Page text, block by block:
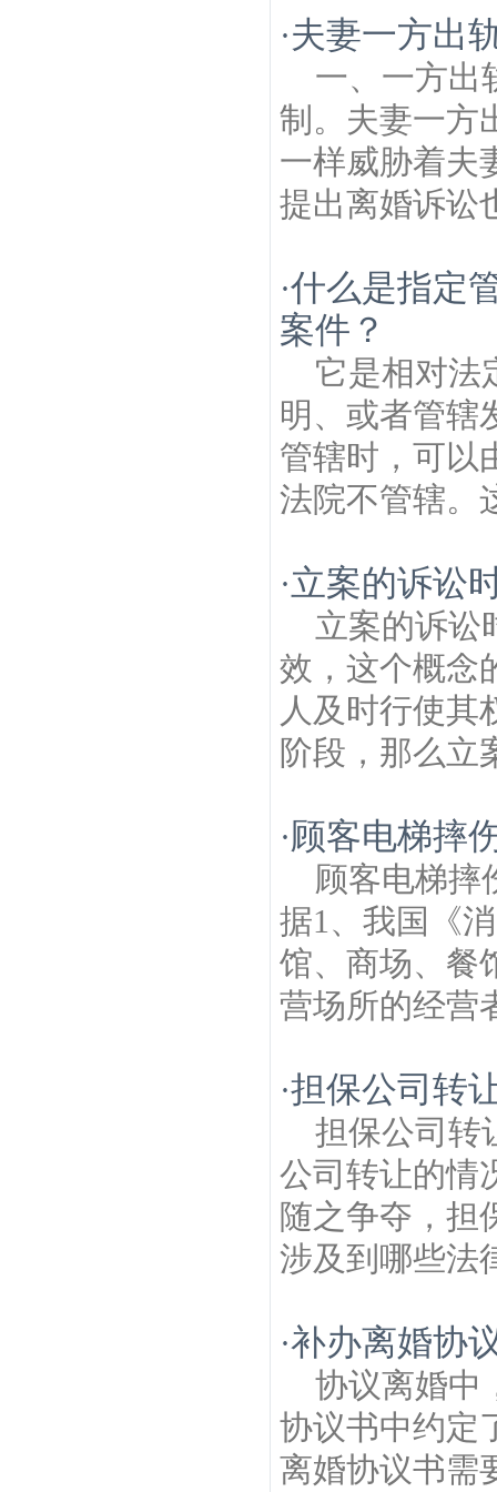
·夫妻一方出
一、一方出
制。夫妻一方
一样威胁着夫
提出离婚诉讼
·什么是指定
案件？
它是相对法
明、或者管辖
管辖时，可以
法院不管辖。
·立案的诉讼
立案的诉讼
效，这个概念
人及时行使其
阶段，那么立
·顾客电梯摔
顾客电梯摔
据1、我国《
馆、商场、餐
营场所的经营
·担保公司转
担保公司转
公司转让的情
随之争夺，担
涉及到哪些法
·补办离婚协
协议离婚中
协议书中约定
离婚协议书需